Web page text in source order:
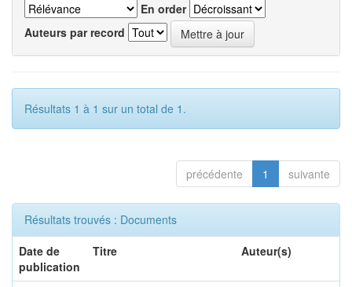
En order
Auteurs par record
Résultats 1 à 1 sur un total de 1.
précédente 1 suivante
Résultats trouvés : Documents
Date de
publication
Titre Auteur(s)